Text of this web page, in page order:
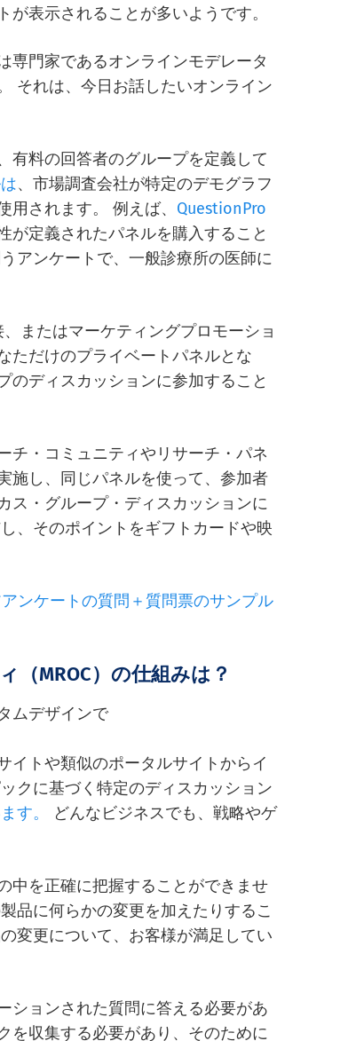
表示されることが多いようです。
専門家であるオンラインモデレータ
それは、今日お話したいオンライン
有料の回答者のグループを定義して
、市場調査会社が特定のデモグラフ
されます。 例えば、 QuestionPro
が定義されたパネルを購入すること
アンケートで、一般診療所の医師に
またはマーケティングプロモーショ
ただけのプライベートパネルとな
のディスカッションに参加すること
チ・コミュニティやリサーチ・パネ
施し、同じパネルを使って、参加者
ス・グループ・ディスカッションに
、そのポイントをギフトカードや映
ンケートの質問＋質問票のサンプル
MROC）の仕組みは？
ムデザインで
イトや類似のポータルサイトからイ
クに基づく特定のディスカッション
す。
どんなビジネスでも、戦略やゲ
中を正確に把握することができませ
品に何らかの変更を加えたりするこ
変更について、お客様が満足してい
ションされた質問に答える必要があ
を収集する必要があり、そのために